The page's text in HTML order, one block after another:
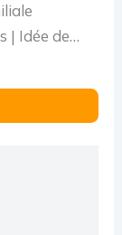
| Idée de
pages